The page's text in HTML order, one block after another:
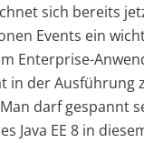
sich bereits
Events ein
Enterprise-
in der Ausführung
darf gespannt
Java EE 8 in